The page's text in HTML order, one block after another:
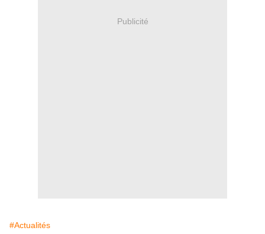
Publicité
#Actualités